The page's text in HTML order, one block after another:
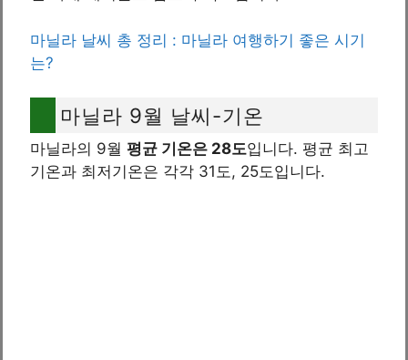
마닐라 날씨 총 정리 : 마닐라 여행하기 좋은 시기
는?
마닐라 9월 날씨-기온
마닐라의 9월 평균 기온은 28도입니다. 평균 최고
기온과 최저기온은 각각 31도, 25도입니다.